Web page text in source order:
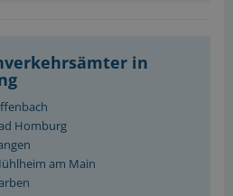
in
Homburg
am Main